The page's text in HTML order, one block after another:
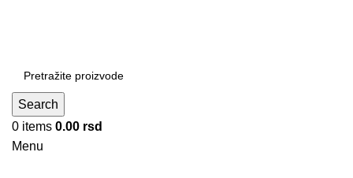
Search
0 items 0.00 rsd
Menu